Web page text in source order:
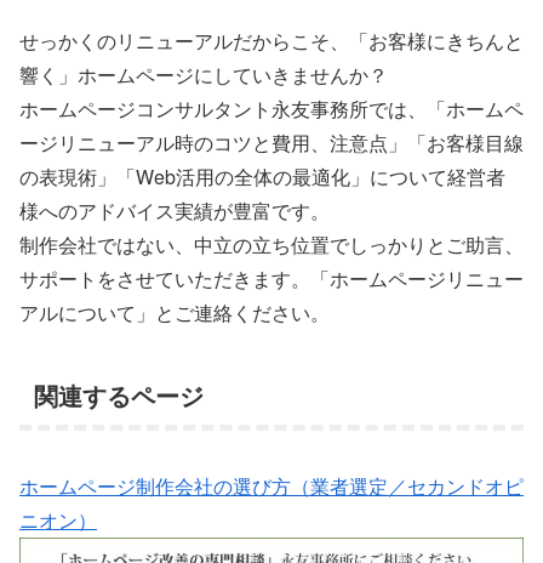
せっかくのリニューアルだからこそ、「お客様にきちんと
響く」ホームページにしていきませんか？
ホームページコンサルタント永友事務所では、「ホームペ
ージリニューアル時のコツと費用、注意点」「お客様目線
の表現術」「Web活用の全体の最適化」について経営者
様へのアドバイス実績が豊富です。
制作会社ではない、中立の立ち位置でしっかりとご助言、
サポートをさせていただきます。「ホームページリニュー
アルについて」とご連絡ください。
関連するページ
ホームページ制作会社の選び方（業者選定／セカンドオピ
ニオン）